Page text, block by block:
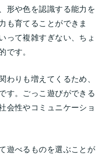
形や色を認識する能力を
も育てることができま
って複雑すぎない、ちょ
です。
わりも増えてくるため、
す。ごっこ遊びができる
会性やコミュニケーショ
遊べるものを選ぶことが